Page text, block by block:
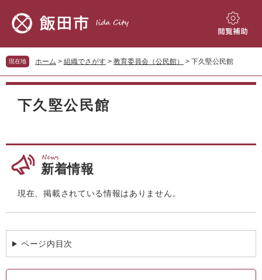
先
頭
を
飛
閲
補
現在地 ホーム > 組織でさがす > 教育委員会（公民館） > 下久堅公民館
本
下久堅公民館
新着情報
現在、掲載されている情報はありません。
ページ内目次